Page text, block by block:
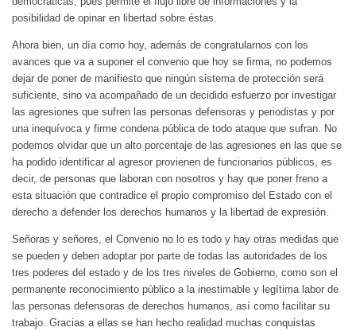
posibilidad de opinar en libertad sobre éstas.
Ahora bien, un día como hoy, además de congratularnos con los
avances que va a suponer el convenio que hoy se firma, no podemos
dejar de poner de manifiesto que ningún sistema de protección será
suficiente, sino va acompañado de un decidido esfuerzo por investigar
las agresiones que sufren las personas defensoras y periodistas y por
una inequívoca y firme condena pública de todo ataque que sufran. No
podemos olvidar que un alto porcentaje de las agresiones en las que se
ha podido identificar al agresor provienen de funcionarios públicos, es
decir, de personas que laboran con nosotros y hay que poner freno a
esta situación que contradice el propio compromiso del Estado con el
derecho a defender los derechos humanos y la libertad de expresión.
Señoras y señores, el Convenio no lo es todo y hay otras medidas que
se pueden y deben adoptar por parte de todas las autoridades de los
tres poderes del estado y de los tres niveles de Gobierno, como son el
permanente reconocimiento público a la inestimable y legítima labor de
las personas defensoras de derechos humanos, así como facilitar su
trabajo. Gracias a ellas se han hecho realidad muchas conquistas